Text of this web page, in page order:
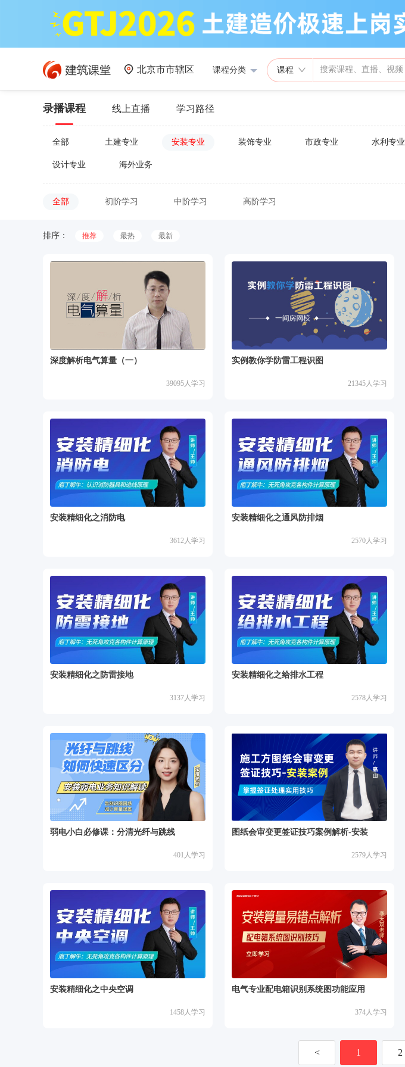
北京市市辖区 课程分类 课程
录播课程 线上直播 学习路径
全部 土建专业 安装专业 装饰专业 市政专业 水利专业
设计专业 海外业务
全部 初阶学习 中阶学习 高阶学习
排序： 推荐 最热 最新
深度解析电气算量（一）
39095人学习
实例教你学防雷工程识图
21345人学习
安装精细化之消防电
3612人学习
安装精细化之通风防排烟
2570人学习
安装精细化之防雷接地
3137人学习
安装精细化之给排水工程
2578人学习
弱电小白必修课：分清光纤与跳线
401 人学习
图纸会审变更签证技巧案例解析-安装
2579人学习
安装精细化之中央空调
1458人学习
电气专业配电箱识别系统图功能应用
374人学习
< 1 2